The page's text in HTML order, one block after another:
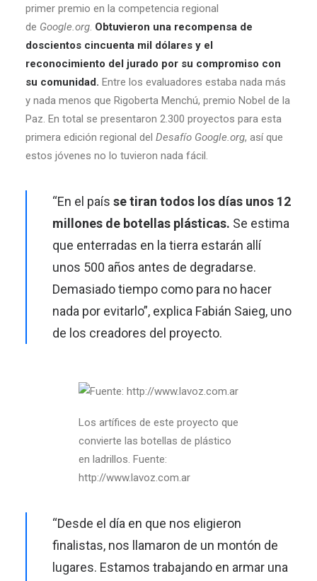
primer premio en la competencia regional
de Google.org. Obtuvieron una recompensa de
doscientos cincuenta mil dólares y el
reconocimiento del jurado por su compromiso con
su comunidad. Entre los evaluadores estaba nada más
y nada menos que Rigoberta Menchú, premio Nobel de la
Paz. En total se presentaron 2.300 proyectos para esta
primera edición regional del Desafío Google.org, así que
estos jóvenes no lo tuvieron nada fácil.
“En el país se tiran todos los días unos 12
millones de botellas plásticas. Se estima
que enterradas en la tierra estarán allí
unos 500 años antes de degradarse.
Demasiado tiempo como para no hacer
nada por evitarlo”, explica Fabián Saieg, uno
de los creadores del proyecto.
Los artífices de este proyecto que
convierte las botellas de plástico
en ladrillos. Fuente:
http://www.lavoz.com.ar
“Desde el día en que nos eligieron
finalistas, nos llamaron de un montón de
lugares. Estamos trabajando en armar una